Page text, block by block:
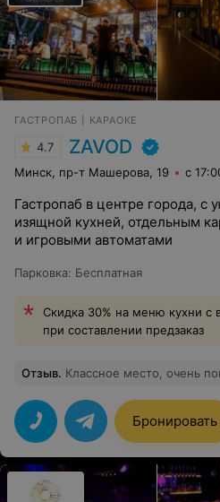
ГАСТРОПАБ | КАРАОКЕ
4.7 ZAVOD
Минск, пр-т Машерова, 19 с
Гастропаб в центре города, с
изящной кухней, отдельным
и игровыми автоматами
Парковка: Бесплатная
Скидка 30% на меню кухни с
при составлении предзаказ
Отзыв. Классное место, очень
Бронировать